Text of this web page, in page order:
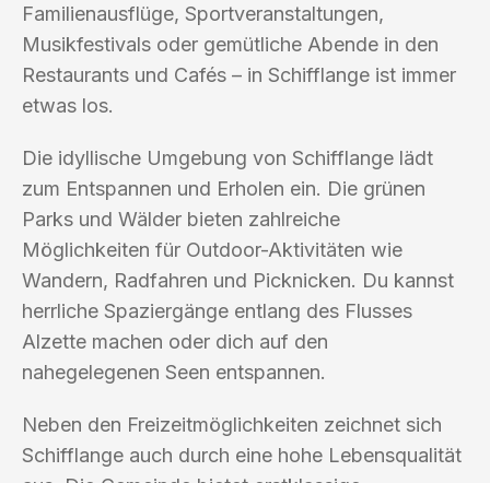
Familienausflüge, Sportveranstaltungen,
Musikfestivals oder gemütliche Abende in den
Restaurants und Cafés – in Schifflange ist immer
etwas los.
Die idyllische Umgebung von Schifflange lädt
zum Entspannen und Erholen ein. Die grünen
Parks und Wälder bieten zahlreiche
Möglichkeiten für Outdoor-Aktivitäten wie
Wandern, Radfahren und Picknicken. Du kannst
herrliche Spaziergänge entlang des Flusses
Alzette machen oder dich auf den
nahegelegenen Seen entspannen.
Neben den Freizeitmöglichkeiten zeichnet sich
Schifflange auch durch eine hohe Lebensqualität